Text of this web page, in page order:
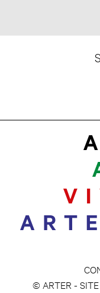
© ARTER -